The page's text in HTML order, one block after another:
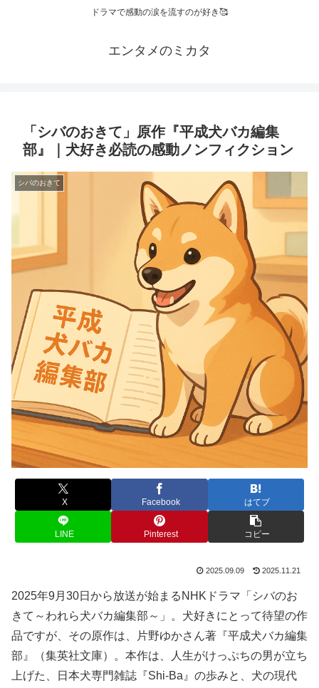
ドラマで感動の涙を流すのが好き🥰
エンタメのミカタ
「シバのおきて」原作『平成犬バカ編集
部』｜犬好き必読の感動ノンフィクション
シバのおきて
X Facebook はてブ
LINE Pinterest コピー
2025.09.09 2025.11.21
2025年9月30日から放送が始まるNHKドラマ「シバのお
きて～われら犬バカ編集部～」。犬好きにとって待望の作
品ですが、その原作は、片野ゆかさん著『平成犬バカ編集
部』（集英社文庫）。本作は、人生がけっぷちの男が立ち
上げた、日本犬専門雑誌『Shi-Ba』の歩みと、犬の現代